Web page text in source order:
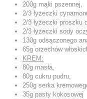
200g mąki pszennej,
2/3 łyżeczki
2/3 łyżeczki proszku
2/3 łyżeczki sody
130g odsączonego
65g orzechów
KREM:
80g masła,
80g cukru pudru,
250g serka
35g pasty kokosowej